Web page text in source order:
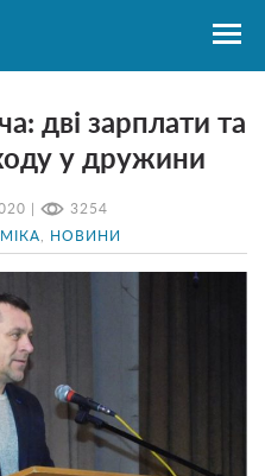
| 3254
НОВИНИ
дві зарплати та
у дружини